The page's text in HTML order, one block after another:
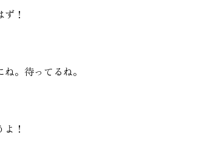
！
。待ってるね。
！